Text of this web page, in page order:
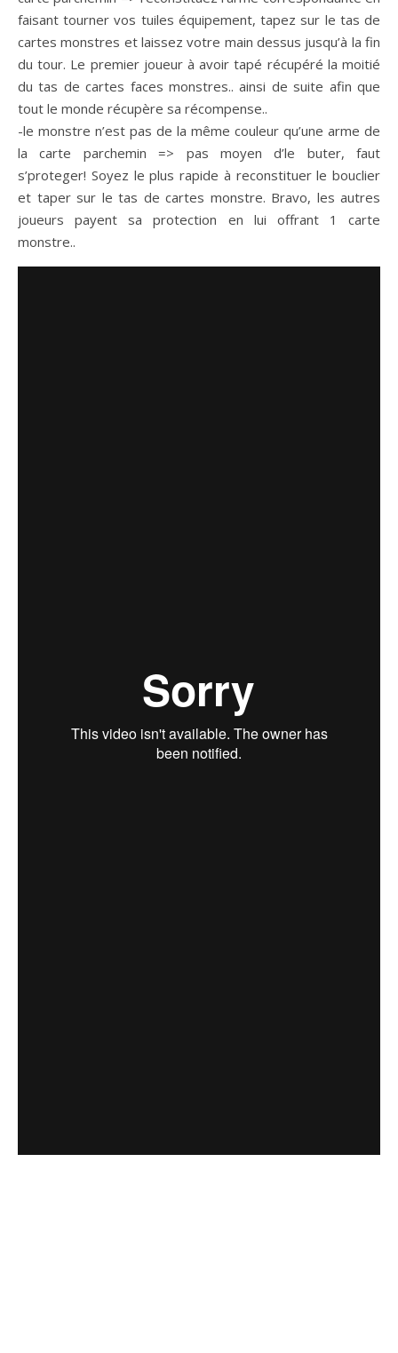
faisant tourner vos tuiles équipement, tapez sur le tas de
cartes monstres et laissez votre main dessus jusqu’à la fin
du tour. Le premier joueur à avoir tapé récupéré la moitié
du tas de cartes faces monstres.. ainsi de suite afin que
tout le monde récupère sa récompense..
-le monstre n’est pas de la même couleur qu’une arme de
la carte parchemin => pas moyen d’le buter, faut
s’proteger! Soyez le plus rapide à reconstituer le bouclier
et taper sur le tas de cartes monstre. Bravo, les autres
joueurs payent sa protection en lui offrant 1 carte
monstre..